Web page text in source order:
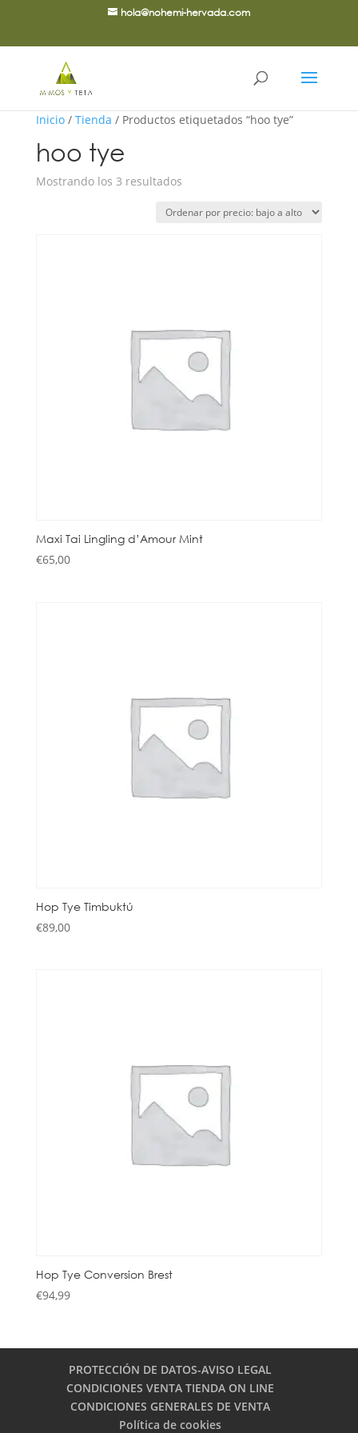
hola@nohemi-hervada.com
Inicio/ Tienda / Productos etiquetados “hoo tye”
hoo tye
Mostrando los 3 resultadosOrdenado
precio:
Maxi Tai Lingling d’Amour Mint
€65,00
Hop Tye Timbuktú
€89,00
Hop Tye Conversion Brest
€94,99
PROTECCIÓN DE DATOS-AVISO LEGAL
CONDICIONES VENTA TIENDA ON LINE
CONDICIONES GENERALES DE VENTA
Política de cookies